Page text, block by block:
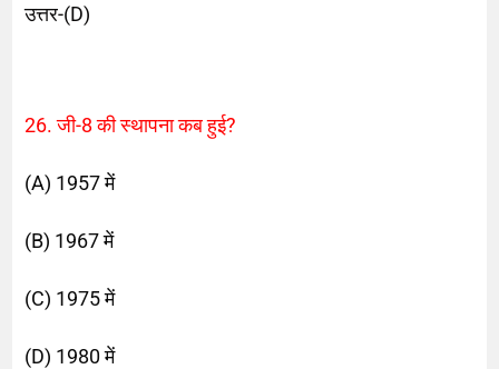
उत्तर-(D)
26. जी-8 की स्थापना कब हुई?
(A) 1957 में
(B) 1967 में
(C) 1975 में
(D) 1980 में